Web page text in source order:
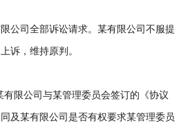
公司全部诉讼请求。某有限公司不服提
诉，维持原判。
有限公司与某管理委员会签订的《协议
及某有限公司是否有权要求某管理委员